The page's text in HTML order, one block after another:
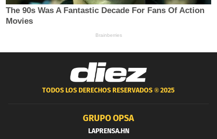
TODOS LOS DERECHOS RESERVADOS ®2025
GRUPO OPSA
LAPRENSA.HN